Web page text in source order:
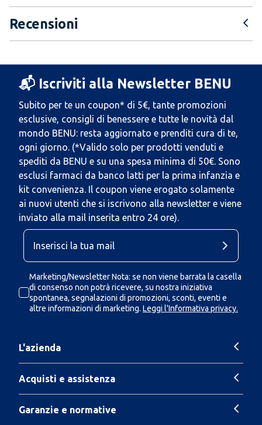
Recensioni
📬 Iscriviti alla Newsletter BENU
Subito per te un coupon* di 5€, tante promozioni
esclusive, consigli di benessere e tutte le novità dal
mondo BENU: resta aggiornato e prenditi cura di te,
ogni giorno. (*Valido solo per prodotti venduti e
spediti da BENU e su una spesa minima di 50€. Sono
esclusi farmaci da banco latti per la prima infanzia e
kit convenienza. Il coupon viene erogato solamente
ai nuovi utenti che si iscrivono alla newsletter e viene
inviato alla mail inserita entro 24 ore).
Marketing/Newsletter Nota: se non viene barrata la casella
di consenso non potrà ricevere, su nostra iniziativa
spontanea, segnalazioni di promozioni, sconti, eventi e
altre informazioni di marketing. Leggi l'Informativa privacy.
L'azienda
Acquisti e assistenza
Garanzie e normative